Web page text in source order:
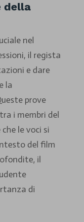
della
nel
il regista
e dare
la
prove
i membri del
le voci si
del film
il
di